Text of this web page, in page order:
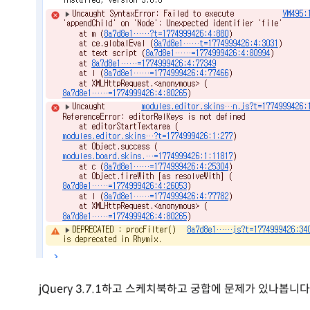
jQuery 3.7.1하고 스케치북하고 궁합에 문제가 있나봅니